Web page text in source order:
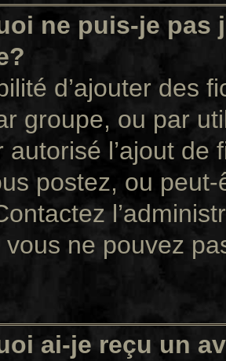
ne puis-je pas
d’ajouter des
groupe, ou par
autorisé l’ajout
postez, ou
vous ne pouvez
ai-je reçu un